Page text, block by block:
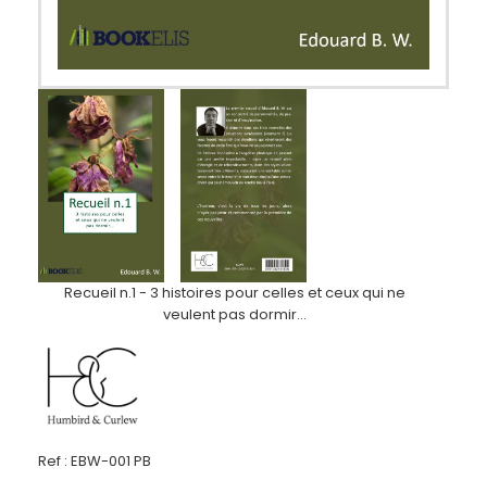
Recueil n.1 - 3 histoires pour celles et ceux qui ne
veulent pas dormir...
Ref : EBW-001 PB